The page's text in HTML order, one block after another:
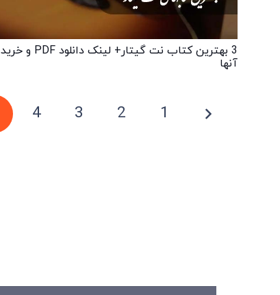
3 بهترین کتاب نت گیتار+ لینک دانلود PDF و خرید
آنها
1
2
3
4